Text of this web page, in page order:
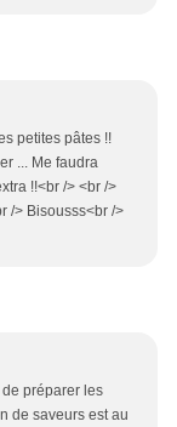
petites pâtes !!
... Me faudra
!!<br /> <br />
/> Bisousss<br />
préparer les
de saveurs est au